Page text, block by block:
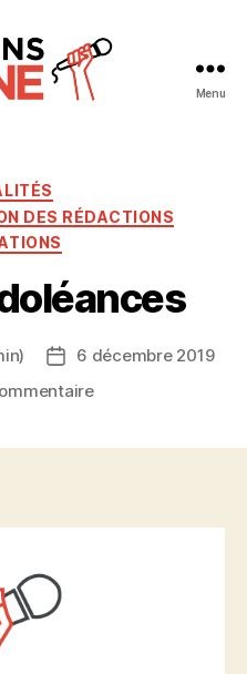
Menu
DES RÉDACTIONS
Date
de
6 décembre 2019
sur